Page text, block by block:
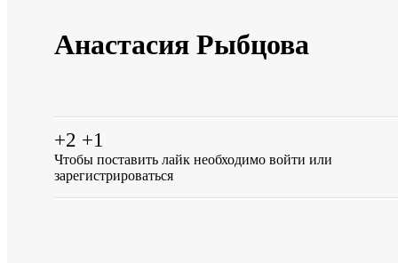
Анастасия Рыбцова
+2 +1
Чтобы поставить лайк необходимо войти или
зарегистрироваться